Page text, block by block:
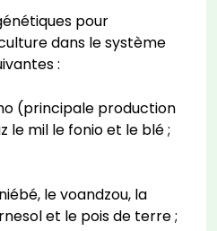
pour
dans le système
:
(principale production
le mil le fonio et le blé ;
le voandzou, la
et le pois de terre ;